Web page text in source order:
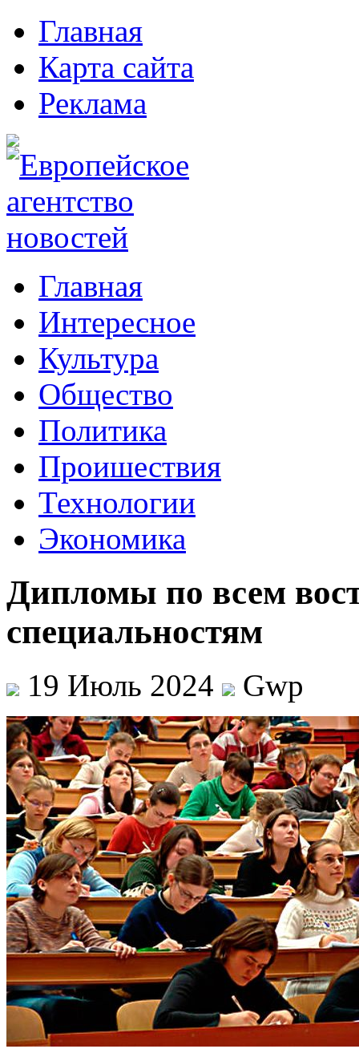
Главная
Карта сайта
Реклама
Главная
Интересное
Культура
Общество
Политика
Проишествия
Технологии
Экономика
Дипломы по всем
специальностям
19 Июль 2024 Gwp